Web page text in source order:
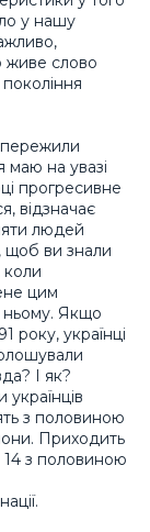
у нашу
живе слово
маю на увазі
прогресивне
відзначає
людей
щоб ви знали
коли
цим
ньому. Якщо
року, українці
І як?
з половиною
Приходить
14 з половиною